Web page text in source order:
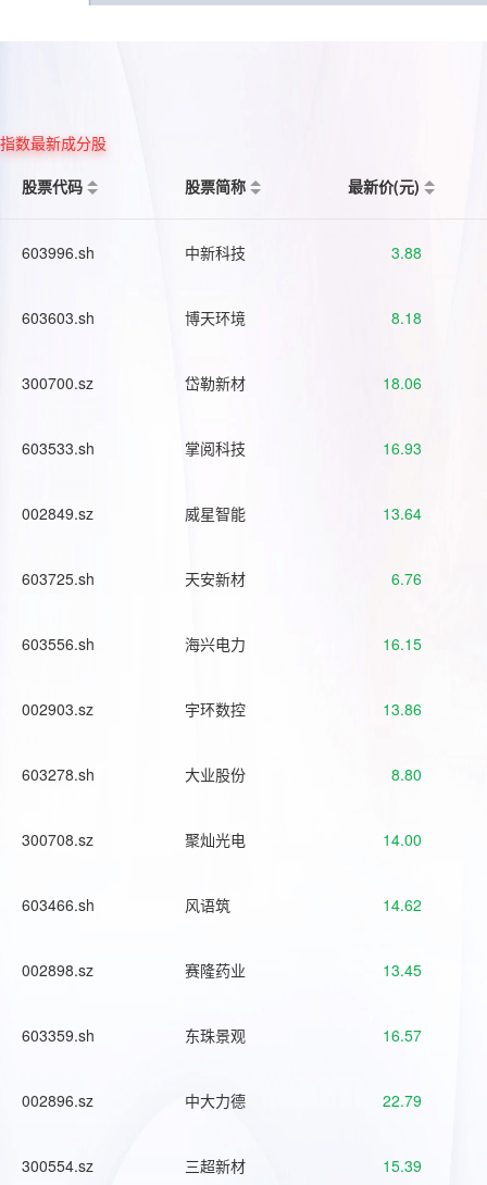
指数最新成分股
股票代码
股票简称 最新价(元)
603996.sh 中新科技 3.88
603603.sh 博天环境 8.18
300700.sz 岱勒新材 18.06
603533.sh 掌阅科技 16.93
002849.sz 威星智能 13.64
603725.sh 天安新材 6.76
603556.sh 海兴电力 16.15
002903.sz 宇环数控 13.86
603278.sh 大业股份 8.80
300708.sz 聚灿光电 14.00
603466.sh 风语筑 14.62
002898.sz 赛隆药业 13.45
603359.sh 东珠景观 16.57
002896.sz 中大力德 22.79
300554.sz 三超新材 15.39